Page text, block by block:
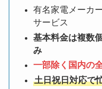
有名家電メーカ
サービス
基本料金は複数
み
一部除く国内の
土日祝日対応で